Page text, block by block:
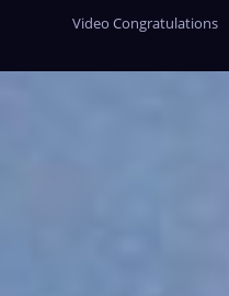
Video Congratulations